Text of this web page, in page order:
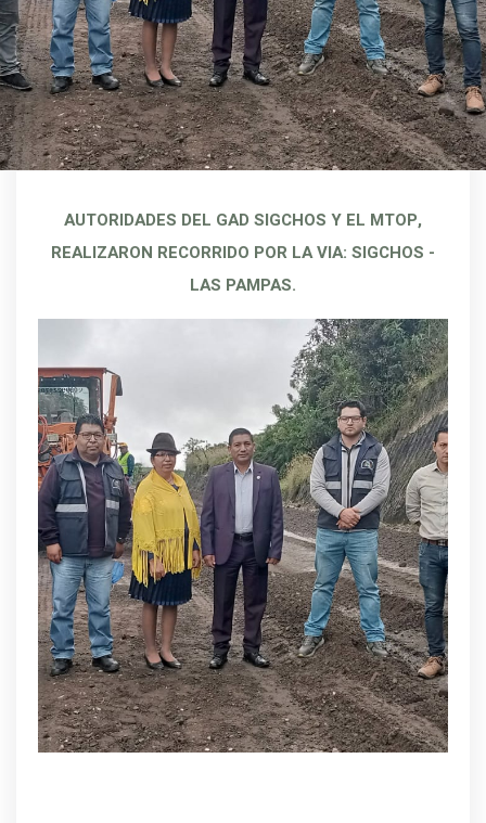
AUTORIDADES DEL GAD SIGCHOS Y EL MTOP,
REALIZARON RECORRIDO POR LA VIA: SIGCHOS -
LAS PAMPAS.